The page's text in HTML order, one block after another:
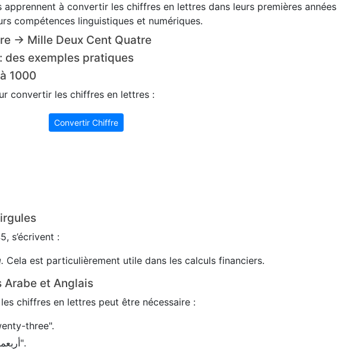
apprennent à convertir les chiffres en lettres dans leurs premières années
compétences linguistiques et numériques.
→ Mille Deux Cent Quatre
des exemples pratiques
1000
convertir les chiffres en lettres :
Convertir Chiffre
s’écrivent :
Cela est particulièrement utile dans les calculs financiers.
Arabe et Anglais
chiffres en lettres peut être nécessaire :
three".
En arabe : 456 → "أربعمائة وستة وخمسون".